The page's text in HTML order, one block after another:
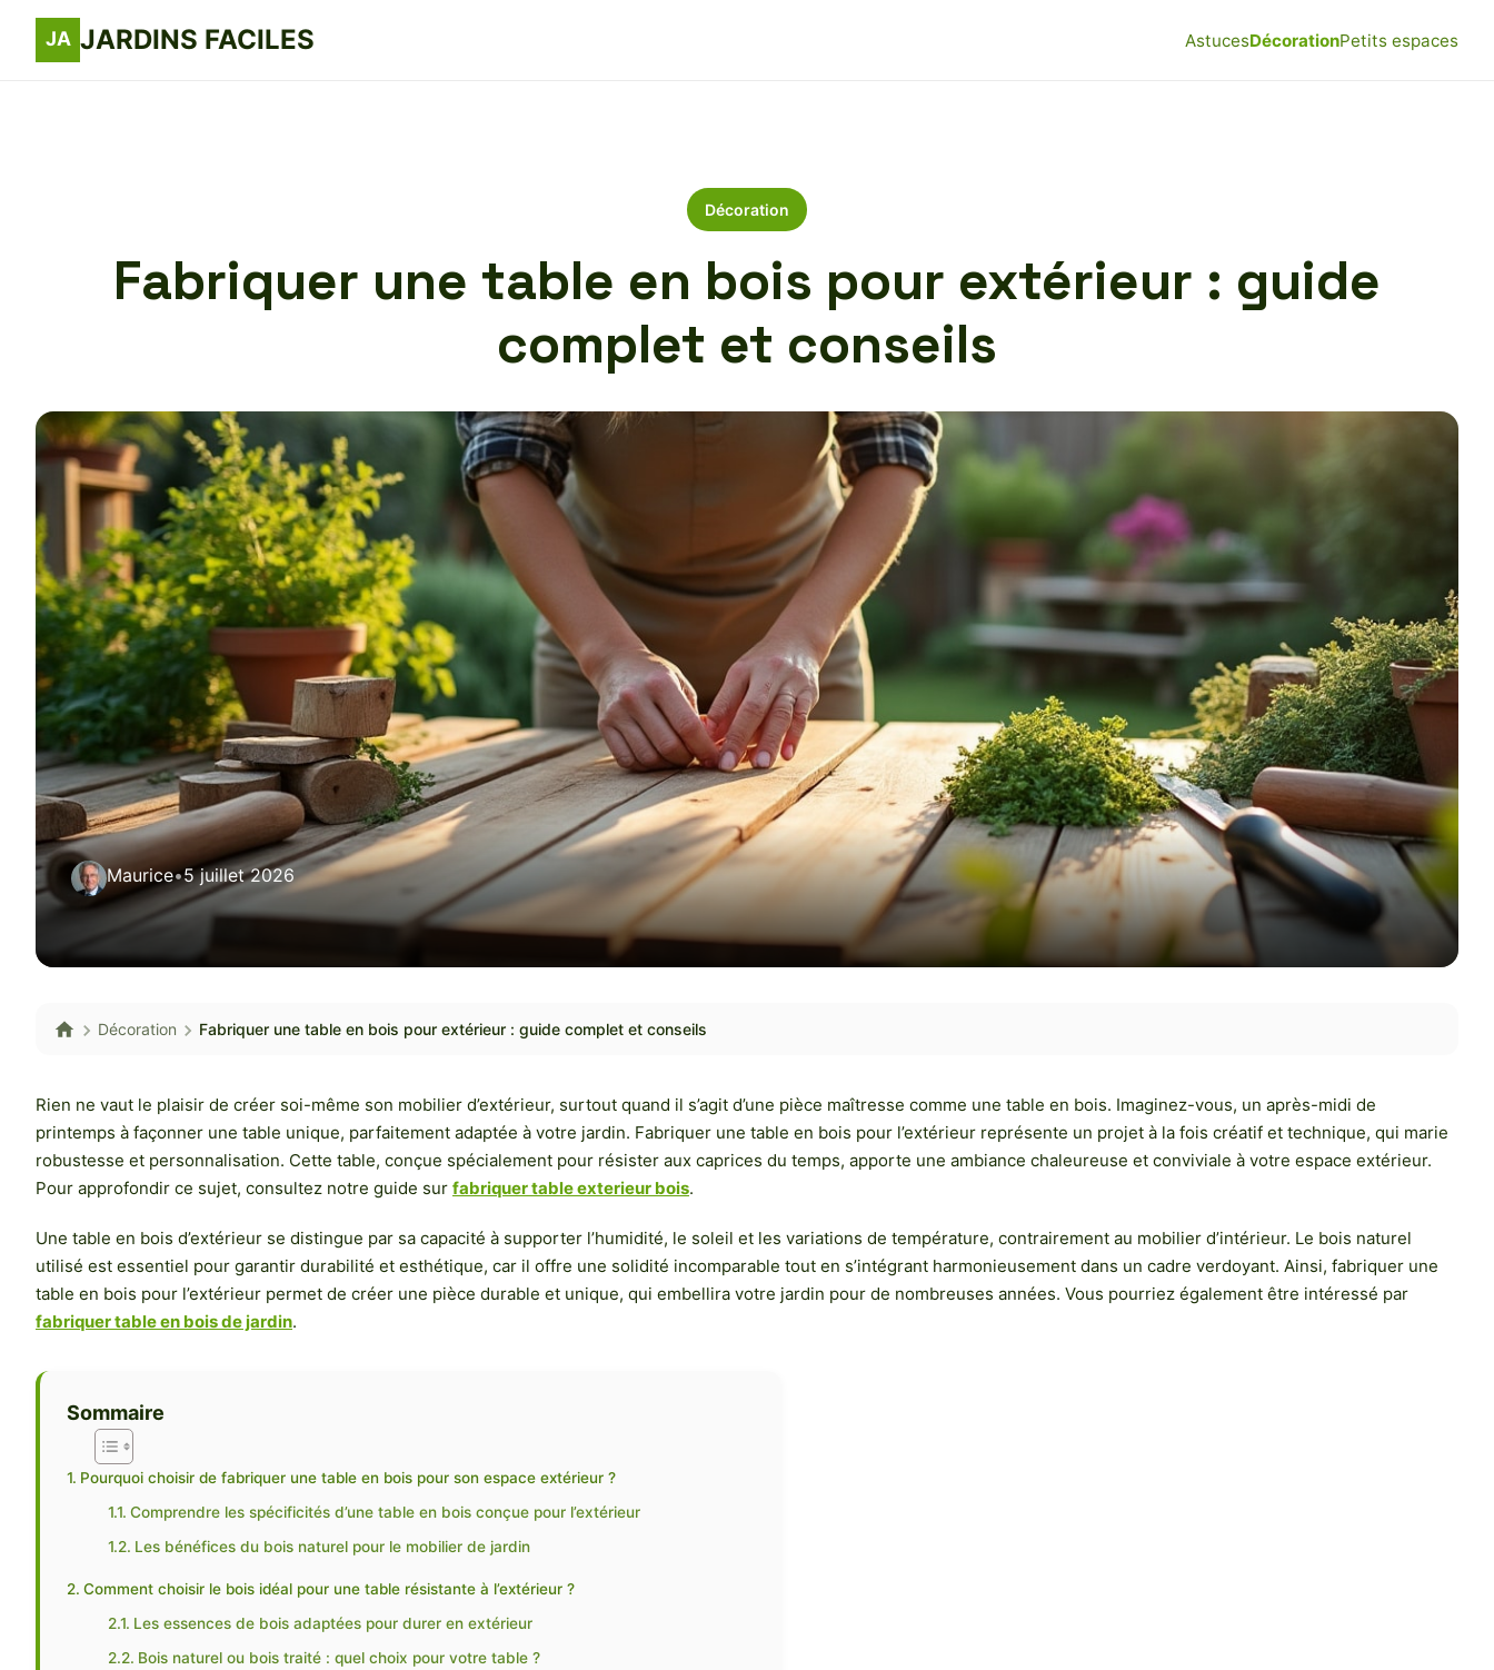
JARDINS FACILES AstucesDécorationPetits espaces
Décoration
Fabriquer une table en bois pour extérieur : guide
complet et conseils
Maurice•5 juillet 2026
Décoration Fabriquer une table en bois pour extérieur : guide complet et conseils
Rien ne vaut le plaisir de créer soi-même son mobilier d’extérieur, surtout quand il s’agit d’une pièce maîtresse comme une table en bois. Imaginez-vous, un après-midi de
printemps à façonner une table unique, parfaitement adaptée à votre jardin. Fabriquer une table en bois pour l’extérieur représente un projet à la fois créatif et technique, qui marie
robustesse et personnalisation. Cette table, conçue spécialement pour résister aux caprices du temps, apporte une ambiance chaleureuse et conviviale à votre espace extérieur.
Pour approfondir ce sujet, consultez notre guide sur fabriquer table exterieur bois.
Une table en bois d’extérieur se distingue par sa capacité à supporter l’humidité, le soleil et les variations de température, contrairement au mobilier d’intérieur. Le bois naturel
utilisé est essentiel pour garantir durabilité et esthétique, car il offre une solidité incomparable tout en s’intégrant harmonieusement dans un cadre verdoyant. Ainsi, fabriquer une
table en bois pour l’extérieur permet de créer une pièce durable et unique, qui embellira votre jardin pour de nombreuses années. Vous pourriez également être intéressé par
fabriquer table en bois de jardin.
Sommaire
Pourquoi choisir de fabriquer une table en bois pour son espace extérieur ?
Comprendre les spécificités d’une table en bois conçue pour l’extérieur
Les bénéfices du bois naturel pour le mobilier de jardin
Comment choisir le bois idéal pour une table résistante à l’extérieur ?
Les essences de bois adaptées pour durer en extérieur
Bois naturel ou bois traité : quel choix pour votre table ?